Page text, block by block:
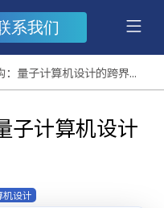
系我们
子计算机设计的跨界创新范式
子计算机设计
机设计